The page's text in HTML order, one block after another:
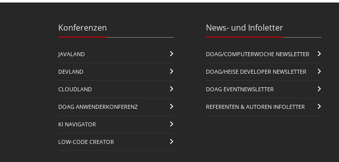
Konferenzen
JAVALAND
DEVLAND
CLOUDLAND
DOAG ANWENDERKONFERENZ
KI NAVIGATOR
LOW-CODE CREATOR
News- und Infoletter
DOAG/COMPUTERWOCHE NEWSLETTER
DOAG/HEISE DEVELOPER NEWSLETTER
DOAG EVENTNEWSLETTER
REFERENTEN & AUTOREN INFOLETTER